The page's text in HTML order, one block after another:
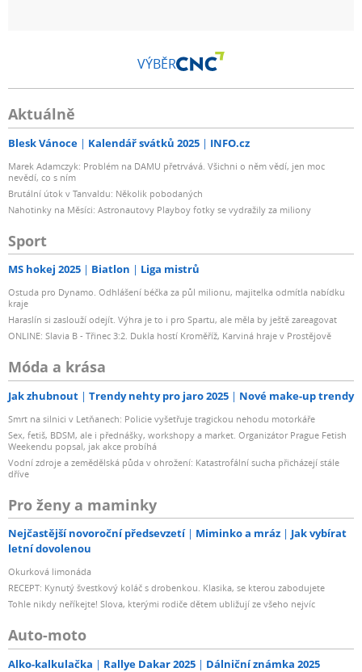
VÝBĚR
Aktuálně
Blesk Vánoce Kalendář svátků 2025 INFO.cz
Marek Adamczyk: Problém na DAMU přetrvává. Všichni o něm vědí, jen moc
nevědí, co s ním
Brutální útok v Tanvaldu: Několik pobodaných
Nahotinky na Měsíci: Astronautovy Playboy fotky se vydražily za miliony
Sport
MS hokej 2025 Biatlon Liga mistrů
Ostuda pro Dynamo. Odhlášení béčka za půl milionu, majitelka odmítla nabídku
kraje
Haraslín si zaslouží odejít. Výhra je to i pro Spartu, ale měla by ještě zareagovat
ONLINE: Slavia B - Třinec 3:2. Dukla hostí Kroměříž, Karviná hraje v Prostějově
Móda a krása
Jak zhubnout Trendy nehty pro jaro 2025 Nové make-up trendy
Smrt na silnici v Letňanech: Policie vyšetřuje tragickou nehodu motorkáře
Sex, fetiš, BDSM, ale i přednášky, workshopy a market. Organizátor Prague Fetish
Weekendu popsal, jak akce probíhá
Vodní zdroje a zemědělská půda v ohrožení: Katastrofální sucha přicházejí stále
dříve
Pro ženy a maminky
Nejčastější novoroční předsevzetí Miminko a mráz
Jak vybírat
letní dovolenou
Okurková limonáda
RECEPT: Kynutý švestkový koláč s drobenkou. Klasika, se kterou zabodujete
Tohle nikdy neříkejte! Slova, kterými rodiče dětem ubližují ze všeho nejvíc
Auto-moto
Alko-kalkulačka Rallye Dakar 2025 Dálniční známka 2025